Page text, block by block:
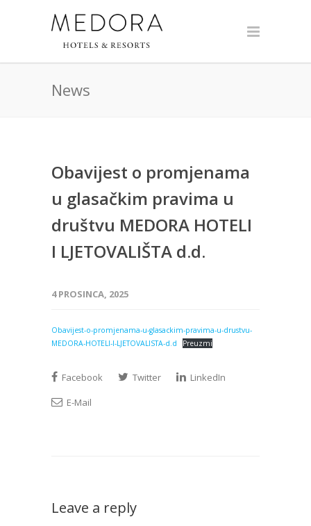
News
Obavijest o promjenama
u glasačkim pravima u
društvu MEDORA HOTELI
I LJETOVALIŠTA d.d.
4 PROSINCA, 2025
Obavijest-o-promjenama-u-glasackim-pravima-u-drustvu-
MEDORA-HOTELI-I-LJETOVALISTA-d.d
Preuzmi
Facebook Twitter
LinkedIn
E-Mail
Leave a reply